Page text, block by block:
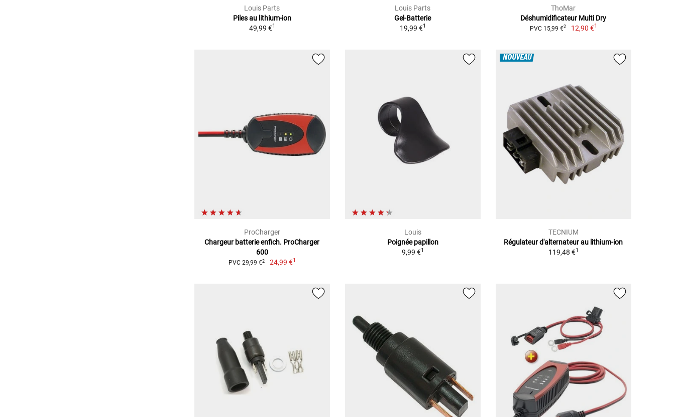
Louis Parts
Piles au lithium-ion
49,99 €1
Louis Parts
Gel-Batterie
19,99 €1
ThoMar
Déshumidificateur Multi Dry
PVC 15,99 €2 12,90 €1
ProCharger
Chargeur batterie enfich. ProCharger
600
PVC 29,99 €2 24,99 €1
Louis
Poignée papillon
9,99 €1
NOUVEAU
TECNIUM
Régulateur d'alternateur au lithium-ion
119,48 €1